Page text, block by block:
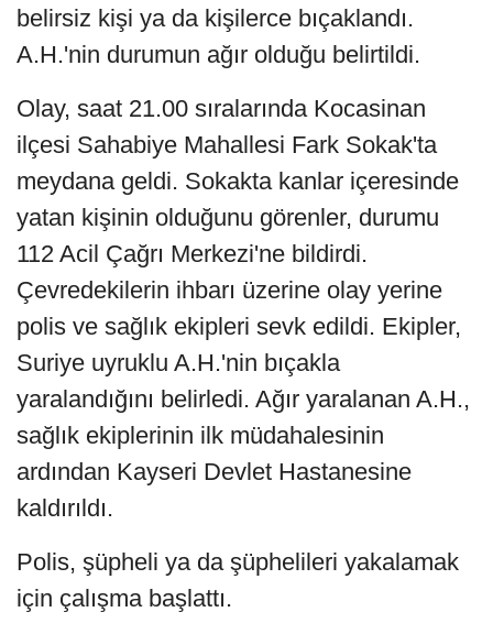
belirsiz kişi ya da kişilerce bıçaklandı.
A.H.'nin durumun ağır olduğu belirtildi.
Olay, saat 21.00 sıralarında Kocasinan
ilçesi Sahabiye Mahallesi Fark Sokak'ta
meydana geldi. Sokakta kanlar içeresinde
yatan kişinin olduğunu görenler, durumu
112 Acil Çağrı Merkezi'ne bildirdi.
Çevredekilerin ihbarı üzerine olay yerine
polis ve sağlık ekipleri sevk edildi. Ekipler,
Suriye uyruklu A.H.'nin bıçakla
yaralandığını belirledi. Ağır yaralanan A.H.,
sağlık ekiplerinin ilk müdahalesinin
ardından Kayseri Devlet Hastanesine
kaldırıldı.
Polis, şüpheli ya da şüphelileri yakalamak
için çalışma başlattı.